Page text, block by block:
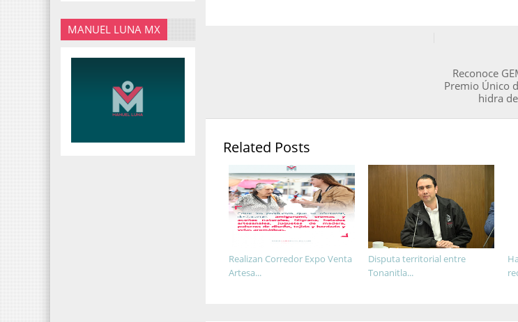
MANUEL LUNA MX
Reconoce
Premio Único
hidra
Related Posts
Disputa territorial entre
Tonanitla...
Realizan Corredor Expo Venta
Artesa...